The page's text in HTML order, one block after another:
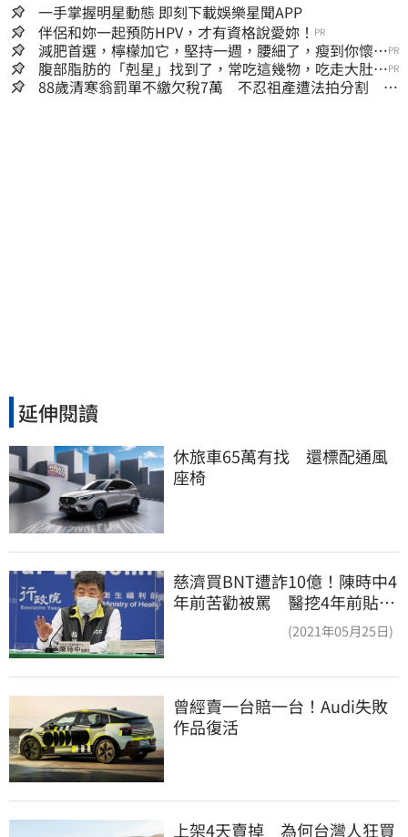
一手掌握明星動態 即刻下載娛樂星聞APP
伴侶和妳一起預防HPV，才有資格說愛妳！ PR
減肥首選，檸檬加它，堅持一週，腰細了，瘦到你懷疑
人生
PR
腹部脂肪的「剋星」找到了，常吃這幾物，吃走大肚
囊，瘦出小蠻腰
PR
88歲清寒翁罰單不繳欠稅7萬 不忍祖產遭法拍分割 家
延伸閱讀
休旅車65萬有找　還標配通風
座椅
慈濟買BNT遭詐10億！陳時中4
年前苦勸被罵 醫挖4年前貼
(2021年05月25日)
曾經賣一台賠一台！Audi失敗
作品復活
上架4天賣掉　為何台灣人狂買